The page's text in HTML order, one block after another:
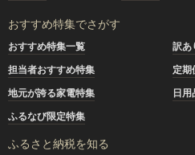
おすすめ特集でさがす
おすすめ特集一覧
訳あ
担当者おすすめ特集
定期
地元が誇る家電特集
日
ふるなび限定特集
ふるさと納税を知る